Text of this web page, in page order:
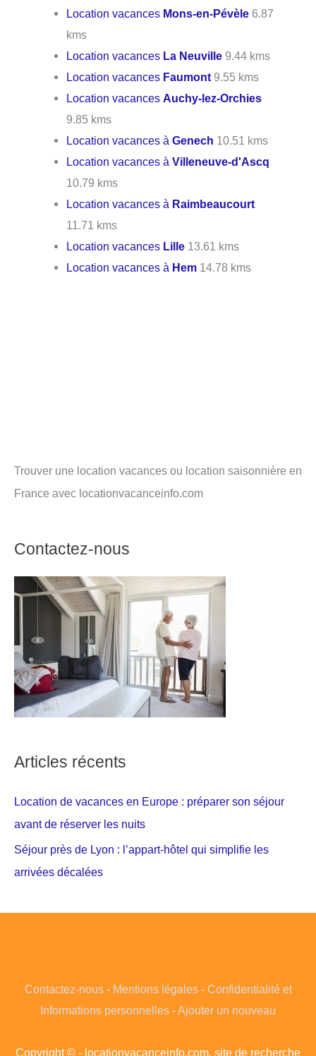
Location vacances Mons-en-Pévèle 6.87
kms
Location vacances La Neuville 9.44 kms
Location vacances Faumont 9.55 kms
Location vacancesAuchy-lez-Orchies
9.85 kms
Location vacances àGenech 10.51 kms
Location vacances àVilleneuve-d'Ascq
10.79 kms
Location vacances à Raimbeaucourt
11.71 kms
Location vacances Lille 13.61 kms
Location vacances à Hem 14.78 kms
Trouver une location vacances ou location saisonnière en
France avec locationvacanceinfo.com
Contactez-nous
Articles récents
Location de vacances en Europe : préparer son séjour
avant de réserver les nuits
Séjour près de Lyon : l’appart-hôtel qui simplifie les
arrivées décalées
Contactez-nous- Mentions légales- Confidentialité et
Informations personnelles -Ajouter un nouveau
Copyright © - locationvacanceinfo.com, site de recherche